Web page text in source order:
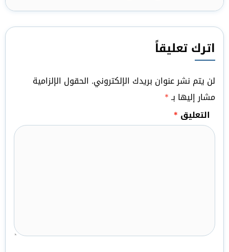
اترك تعليقاً
لن يتم نشر عنوان بريدك الإلكتروني. الحقول الإلزامية
مشار إليها بـ*
التعليق *